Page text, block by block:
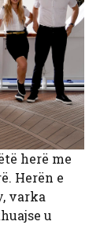
herë me
Herën e
varka
u